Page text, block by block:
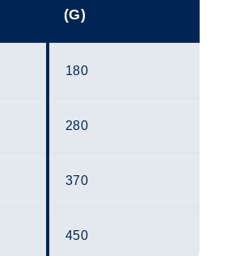
(G)
180
280
370
450